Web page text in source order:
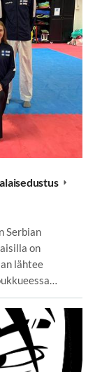
Serbian
on
lähtee